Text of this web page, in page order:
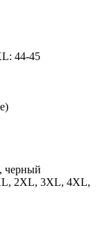
44-45
черный
2XL, 3XL, 4XL,